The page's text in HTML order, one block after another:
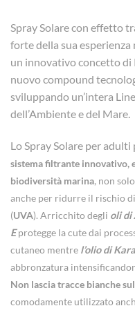
Spray Solare con effetto
forte della sua
un innovativo concetto di
nuovo compound
sviluppando un’intera
dell’Ambiente e del Mare.
Lo Spray Solare per adulti
sistema filtrante innovativo,
biodiversità marina, non
anche per ridurre il rischio
(UVA). Arricchito degli oli di
Eprotegge la cute dai
cutaneo mentre l’olio di
abbronzatura
Non lascia tracce bianche
comodamente utilizzato